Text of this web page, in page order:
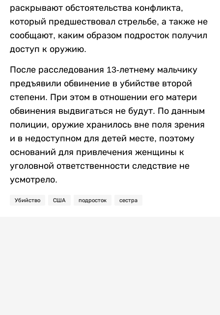
раскрывают обстоятельства конфликта,
который предшествовал стрельбе, а также не
сообщают, каким образом подросток получил
доступ к оружию.
После расследования 13-летнему мальчику
предъявили обвинение в убийстве второй
степени. При этом в отношении его матери
обвинения выдвигаться не будут. По данным
полиции, оружие хранилось вне поля зрения
и в недоступном для детей месте, поэтому
оснований для привлечения женщины к
уголовной ответственности следствие не
усмотрело.
Убийство США подросток сестра